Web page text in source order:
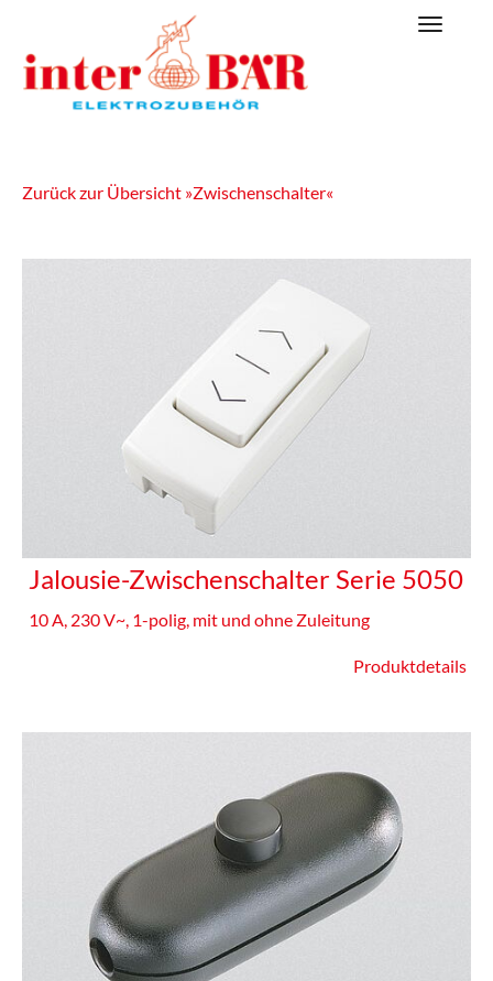
main
content
Toggle
Zurück zur Übersicht »Zwischenschalter«
Jalousie-Zwischenschalter Serie 5050
10 A, 230 V~, 1-polig, mit und ohne Zuleitung
Produktdetails